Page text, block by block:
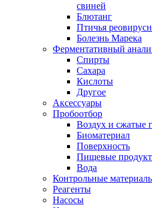
свиней
Блютанг
Птичья
Болезнь Марека
Ферментативный
Спирты
Сахара
Кислоты
Другое
Аксессуары
Пробоотбор
Воздух и сжатые
Биоматериал
Поверхность
Пищевые
Вода
Контрольные
Реагенты
Насосы